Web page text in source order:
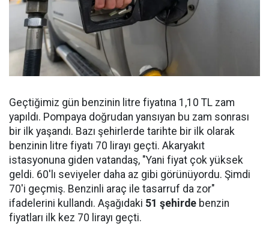
Geçtiğimiz gün benzinin litre fiyatına 1,10 TL zam
yapıldı. Pompaya doğrudan yansıyan bu zam sonrası
bir ilk yaşandı. Bazı şehirlerde tarihte bir ilk olarak
benzinin litre fiyatı 70 lirayı geçti. Akaryakıt
istasyonuna giden vatandaş, "Yani fiyat çok yüksek
geldi. 60'lı seviyeler daha az gibi görünüyordu. Şimdi
70'i geçmiş. Benzinli araç ile tasarruf da zor"
ifadelerini kullandı. Aşağıdaki 51 şehirde benzin
fiyatları ilk kez 70 lirayı geçti.